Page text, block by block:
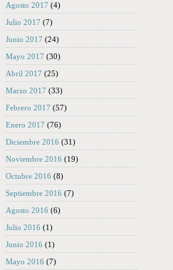
Agosto 2017 (4)
Julio 2017 (7)
Junio 2017 (24)
Mayo 2017 (30)
Abril 2017 (25)
Marzo 2017 (33)
Febrero 2017 (57)
Enero 2017 (76)
Diciembre 2016 (31)
Noviembre 2016 (19)
Octubre 2016 (8)
Septiembre 2016 (7)
Agosto 2016 (6)
Julio 2016 (1)
Junio 2016 (1)
Mayo 2016 (7)